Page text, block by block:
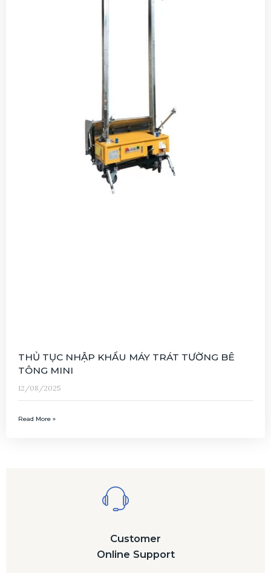
THỦ TỤC NHẬP KHẨU MÁY TRÁT TƯỜNG BÊ
TÔNG MINI
12/08/2025
Read More »
Customer
Online Support